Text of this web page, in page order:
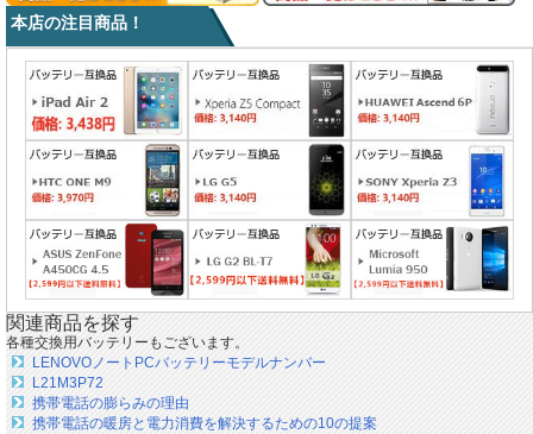
本店の注目商品！
関連商品を探す
各種交換用バッテリーもございます。
LENOVOノートPCバッテリーモデルナンバー
L21M3P72
携帯電話の膨らみの理由
携帯電話の暖房と電力消費を解決するための10の提案